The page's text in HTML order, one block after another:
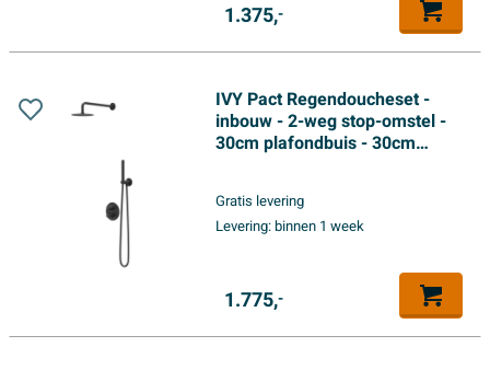
1.375,-
IVY Pact Regendoucheset -
inbouw - 2-weg stop-omstel -
30cm plafondbuis - 30cm
doucheslang - staafmodel
handdouche - Mat zwart PED
Gratis levering
Levering:binnen 1 week
1.775,-